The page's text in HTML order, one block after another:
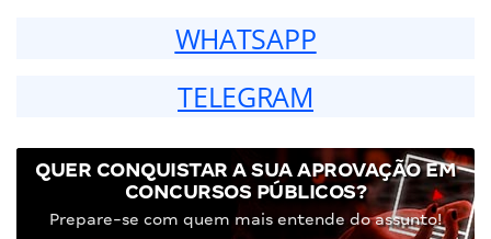
WHATSAPP
TELEGRAM
QUER CONQUISTAR A SUA APROVAÇÃO EM
CONCURSOS PÚBLICOS?
Prepare-se com quem mais entende do assunto!